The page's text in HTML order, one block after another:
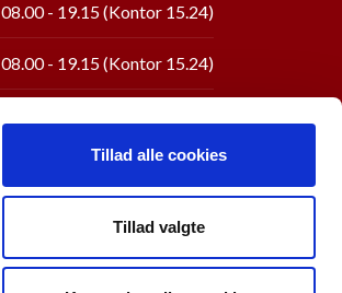
Tillad alle cookies
Tillad valgte
08.00 - 19.15 (Kontor 15.24)
08.00 - 19.15(Kontor 15.24)
08.00 - 19.15(Kontor 15.24)
08.00 - 15.24
Lukket